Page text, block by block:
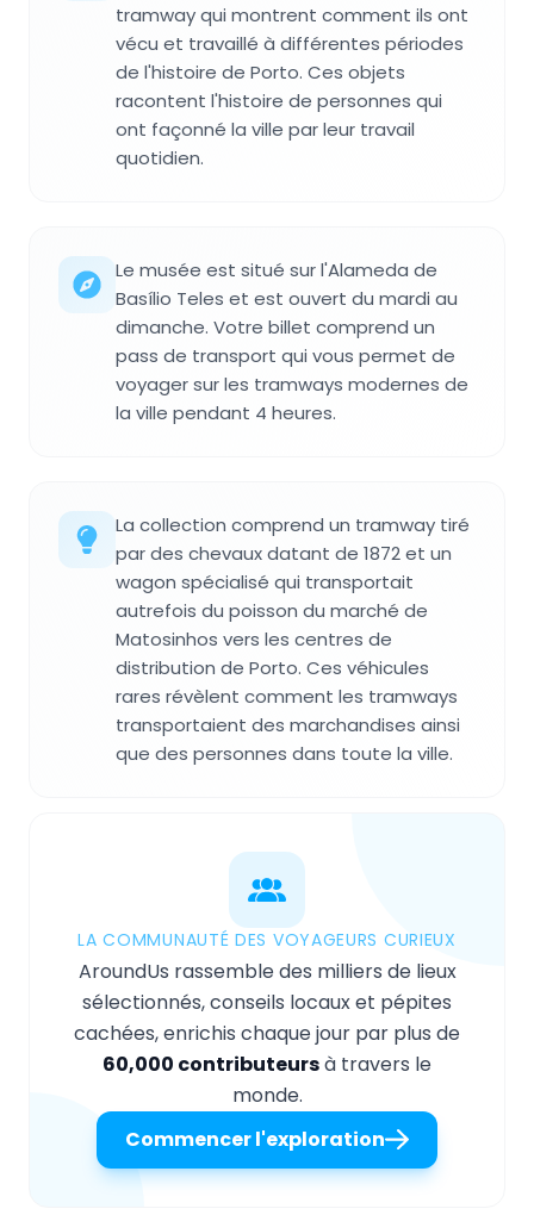
tramway qui montrent comment ils ont
vécu et travaillé à différentes périodes
de l'histoire de Porto. Ces objets
racontent l'histoire de personnes qui
ont façonné la ville par leur travail
quotidien.
Le musée est situé sur l'Alameda de
Basílio Teles et est ouvert du mardi au
dimanche. Votre billet comprend un
pass de transport qui vous permet de
voyager sur les tramways modernes de
la ville pendant 4 heures.
La collection comprend un tramway tiré
par des chevaux datant de 1872 et un
wagon spécialisé qui transportait
autrefois du poisson du marché de
Matosinhos vers les centres de
distribution de Porto. Ces véhicules
rares révèlent comment les tramways
transportaient des marchandises ainsi
que des personnes dans toute la ville.
LA COMMUNAUTÉ DES VOYAGEURS CURIEUX
AroundUs rassemble des milliers de lieux
sélectionnés, conseils locaux et pépites
cachées, enrichis chaque jour par plus de
60,000 contributeursà travers le
monde.
Commencer l'exploration